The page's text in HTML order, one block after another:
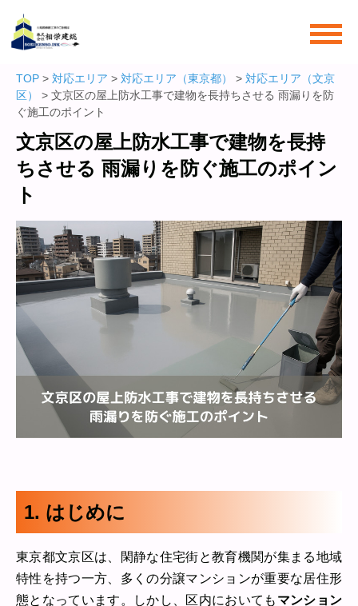
TOP > 対応エリア > 対応エリア（東京都） > 対応エリア（文京
区）
> 文京区の屋上防水工事で建物を長持ちさせる 雨漏りを防
ぐ施工のポイント
文京区の屋上防水工事で建物を長持
ちさせる 雨漏りを防ぐ施工のポイン
ト
1. はじめに
東京都文京区は、閑静な住宅街と教育機関が集まる地域
特性を持つ一方、多くの分譲マンションが重要な居住形
態となっています。しかし、区内においても マンション